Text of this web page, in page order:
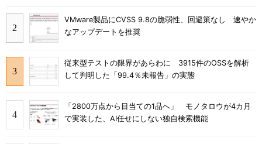
VMware製品にCVSS 9.8の脆弱性、回避策なし 速やか
なアップデートを推奨
従来型テストの限界があらわに 3915件のOSSを解析
して判明した「99.4％未報告」の実態
「2800万点から目当ての1品へ」 モノタロウが4カ月
で実装した、AI任せにしない独自検索機能